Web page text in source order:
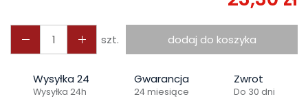
szt. dodaj do koszyka
Wysyłka 24
Wysyłka 24h
Gwarancja
24 miesiące
Zwrot
Do 30 dni